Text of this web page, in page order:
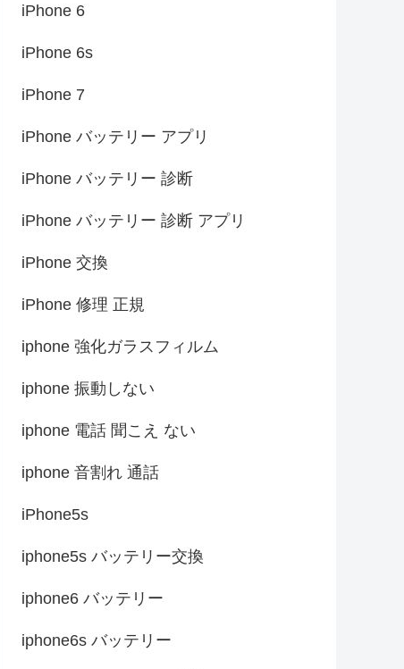
iPhone 6
iPhone 6s
iPhone 7‎
iPhone バッテリー アプリ
iPhone バッテリー 診断
iPhone バッテリー 診断 アプリ
iPhone 交換
iPhone 修理 正規
iphone 強化ガラスフィルム
iphone 振動しない
iphone 電話 聞こえ ない
iphone 音割れ 通話
iPhone5s
iphone5s バッテリー交換
iphone6 バッテリー
iphone6s バッテリー